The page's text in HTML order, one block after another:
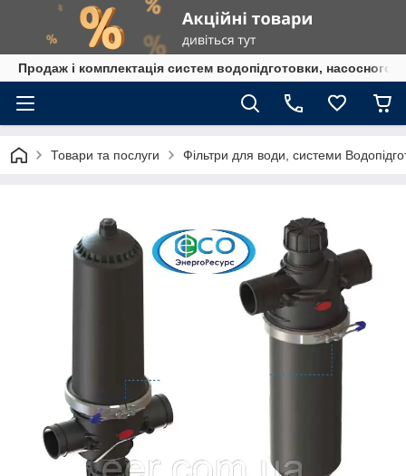
Продаж і комплектація систем водопідготовки, насосного
Товари та послуги Фільтри для води, системи